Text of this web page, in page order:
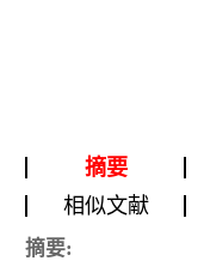
摘要
相似文献
摘要: